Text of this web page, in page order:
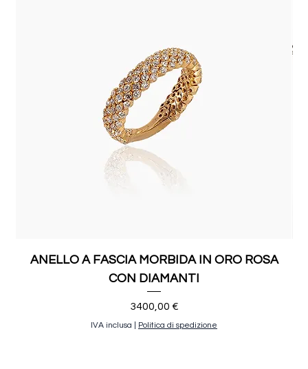
ANELLO A FASCIA MORBIDA IN ORO ROSA
CON DIAMANTI
Prezzo
3400,00 €
IVA inclusa Politica di spedizione